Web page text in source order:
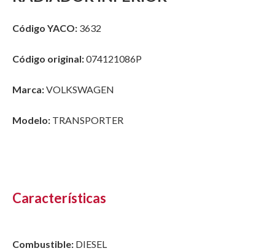
Código YACO: 3632
Código original:074121086P
Marca:VOLKSWAGEN
Modelo: TRANSPORTER
Características
Combustible: DIESEL